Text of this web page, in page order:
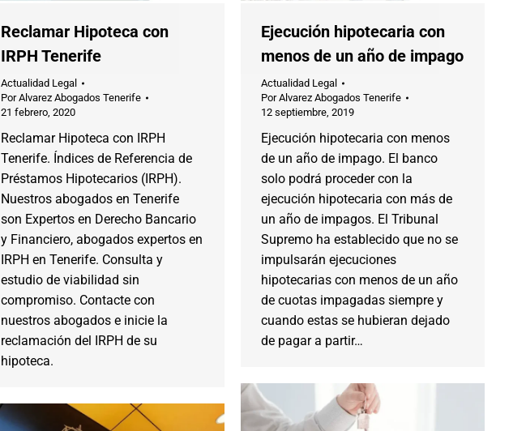
Reclamar Hipoteca con
IRPH Tenerife
Actualidad Legal
PorAlvarez Abogados Tenerife
21 febrero, 2020
Reclamar Hipoteca con IRPH
Tenerife. Índices de Referencia de
Préstamos Hipotecarios (IRPH).
Nuestros abogados en Tenerife
son Expertos en Derecho Bancario
y Financiero, abogados expertos en
IRPH en Tenerife. Consulta y
estudio de viabilidad sin
compromiso. Contacte con
nuestros abogados e inicie la
reclamación del IRPH de su
hipoteca.
Ejecución hipotecaria con
menos de un año de impago
Actualidad Legal
PorAlvarez Abogados Tenerife
12 septiembre, 2019
Ejecución hipotecaria con menos
de un año de impago. El banco
solo podrá proceder con la
ejecución hipotecaria con más de
un año de impagos. El Tribunal
Supremo ha establecido que no se
impulsarán ejecuciones
hipotecarias con menos de un año
de cuotas impagadas siempre y
cuando estas se hubieran dejado
de pagar a partir…